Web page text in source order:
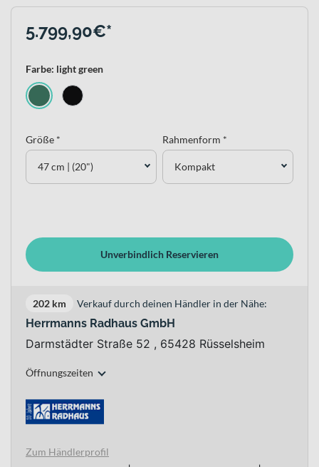
5.799,90€*
Farbe: light green
Größe *
47 cm | (20")
Rahmenform *
Kompakt
Unverbindlich Reservieren
202 km Verkauf durch deinen Händler in der Nähe:
Herrmanns Radhaus GmbH
Darmstädter Straße 52 , 65428 Rüsselsheim
Öffnungszeiten
Zum Händlerprofil